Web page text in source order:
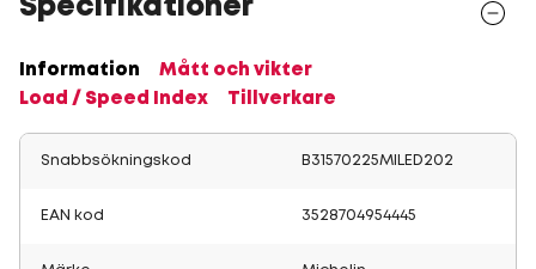
Specifikationer
Information
Mått och vikter
Load / Speed Index
Tillverkare
Snabbsökningskod B31570225MILED202
EAN kod 3528704954445